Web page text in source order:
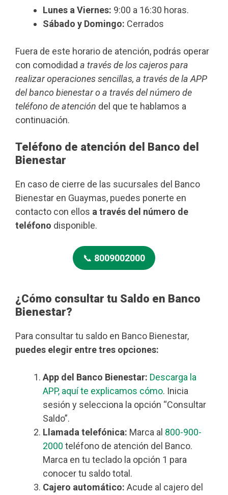
Lunes a Viernes: 9:00 a 16:30 horas.
Sábado y Domingo: Cerrados
Fuera de este horario de atención, podrás operar
con comodidad a través de los cajeros para
realizar operaciones sencillas, a través de la APP
del banco bienestar o a través del número de
teléfono de atención del que te hablamos a
continuación.
Teléfono de atención del Banco del
Bienestar
En caso de cierre de las sucursales del Banco
Bienestar en Guaymas, puedes ponerte en
contacto con ellos a través del número de
teléfono disponible.
📞 8009002000
¿Cómo consultar tu Saldo en Banco
Bienestar?
Para consultar tu saldo en Banco Bienestar,
puedes elegir entre tres opciones:
App del Banco Bienestar: Descarga la
APP, aquí te explicamos cómo. Inicia
sesión y selecciona la opción “Consultar
Saldo”.
Llamada telefónica: Marca al 800-900-
2000 teléfono de atención del Banco.
Marca en tu teclado la opción 1 para
conocer tu saldo total.
Cajero automático: Acude al cajero del